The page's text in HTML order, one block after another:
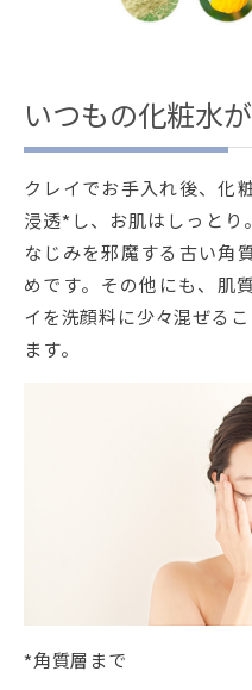
いつもの化粧水
クレイでお手入れ後、化
浸透*し、お肌はしっとり
なじみを邪魔する古い角
めです。その他にも、肌
イを洗顔料に少々混ぜる
ます。
*角質層まで